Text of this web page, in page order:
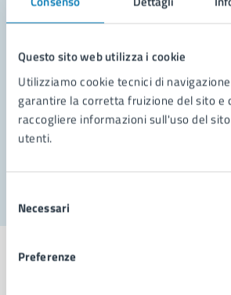
Questo sito web utilizza i cookie
Utilizziamo cookie tecnici di
garantire la corretta fruizione del sito e
raccogliere informazioni sull'uso del
utenti.
delNecessari
Preferenze
Leggi le domande frequenti
Richiedi assistenza
Prenota appuntamento
Problemi in città